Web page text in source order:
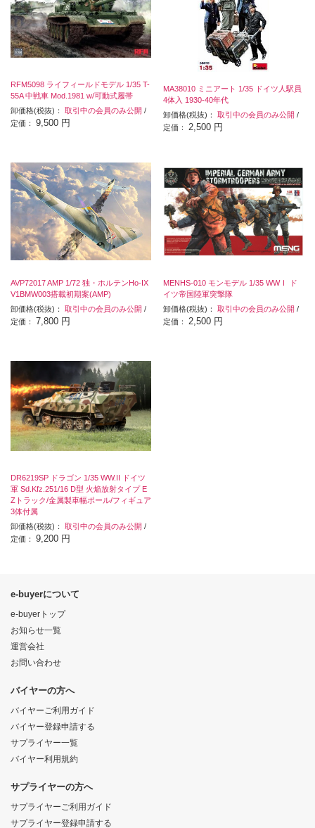
RFM5098 ライフィールドモデル 1/35 T-
55A 中戦車 Mod.1981 w/可動式履帯
卸価格(税抜)： 取引中の会員のみ公開 /
定価： 9,500 円
MA38010 ミニアート 1/35 ドイツ人駅員
4体入 1930-40年代
卸価格(税抜)：取引中の会員のみ公開 /
定価： 2,500 円
AVP72017 AMP 1/72 独・ホルテンHo-IX
V1BMW003搭載初期案(AMP)
卸価格(税抜)： 取引中の会員のみ公開 /
定価： 7,800 円
MENHS-010 モンモデル 1/35 WWⅠ ド
イツ帝国陸軍突撃隊
卸価格(税抜)：取引中の会員のみ公開 /
定価： 2,500 円
DR6219SP ドラゴン 1/35 WW.II ドイツ
軍 Sd.Kfz.251/16 D型 火焔放射タイプ E
Zトラック/金属製車幅ポール/フィギュア
3体付属
卸価格(税抜)： 取引中の会員のみ公開 /
定価： 9,200 円
e-buyerについて
e-buyerトップ
お知らせ一覧
運営会社
お問い合わせ
バイヤーの方へ
バイヤーご利用ガイド
バイヤー登録申請する
サプライヤー一覧
バイヤー利用規約
サプライヤーの方へ
サプライヤーご利用ガイド
サプライヤー登録申請する